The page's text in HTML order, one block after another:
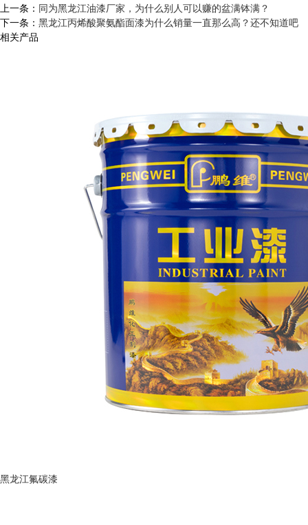
上一条： 同为黑龙江油漆厂家，为什么别人可以赚的盆满钵满？
下一条： 黑龙江丙烯酸聚氨酯面漆为什么销量一直那么高？还不知道吧
相关产品
黑龙江氟碳漆